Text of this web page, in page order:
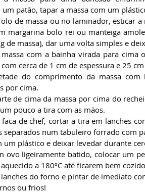
patão, tapar a massa com um
de massa ou no laminador, esticar
margarina bolo rei ou manteiga
de massa), dar uma volta simples e
massa com a bainha virada para cima
cerca de 1 cm de espessura e 25
do comprimento da massa
por cima.
de cima da massa por cima do
pouco a tira com as mãos.
faca de chef, cortar a tira em lanches
separados num tabuleiro forrado com
um plástico e deixar levedar durante
ovo ligeiramente batido, colocar um
a 180ºC até ficarem bem
do forno e pintar de imediato
ou frios!